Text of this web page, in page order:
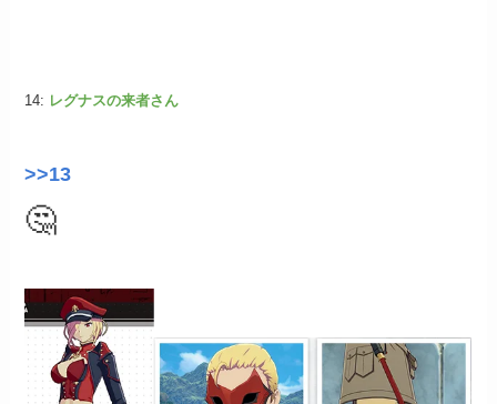
14: レグナスの来者さん
>>13
🤔